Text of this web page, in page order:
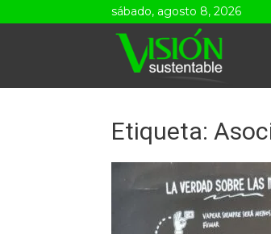
sábado, agosto 8, 2026
Etiqueta: